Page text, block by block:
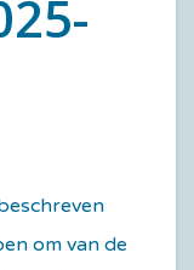
om van de